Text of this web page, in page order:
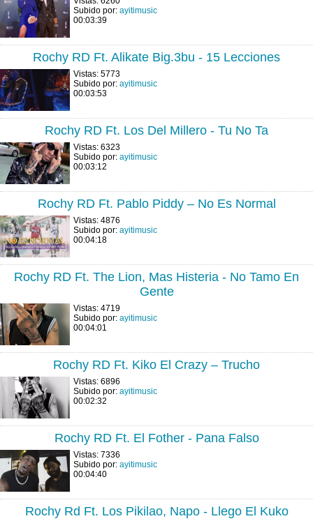
Subido por: ayitimusic
00:03:39
Rochy RD Ft. Alikate Big.3bu - 15 Lecciones
Vistas: 5773
Subido por: ayitimusic
00:03:53
Rochy RD Ft. Los Del Millero - Tu No Ta
Vistas: 6323
Subido por: ayitimusic
00:03:12
Rochy RD Ft. Pablo Piddy – No Es Normal
Vistas: 4876
Subido por: ayitimusic
00:04:18
Rochy RD Ft. The Lion, Mas Histeria - No Tamo En
Gente
Vistas: 4719
Subido por: ayitimusic
00:04:01
Rochy RD Ft. Kiko El Crazy – Trucho
Vistas: 6896
Subido por: ayitimusic
00:02:32
Rochy RD Ft. El Fother - Pana Falso
Vistas: 7336
Subido por: ayitimusic
00:04:40
Rochy Rd Ft. Los Pikilao, Napo - Llego El Kuko